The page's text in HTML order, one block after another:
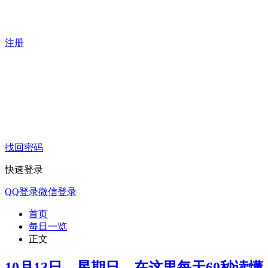
注册
找回密码
快速登录
QQ登录微信登录
首页
每日一览
正文